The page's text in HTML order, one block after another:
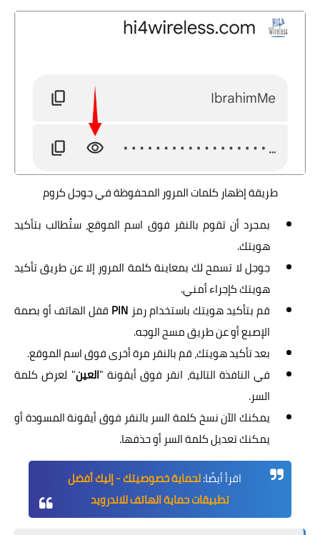
طريقة إظهار كلمات المرور المحفوظة في جوجل كروم
بمجرد أن تقوم بالنقر فوق اسم الموقع، ستُطالب بتأكيد
هويتك.
جوجل لا تسمح لك بمعاينة كلمة المرور إلا عن طريق تأكيد
هويتك كإجراء أمني.
قم بتأكيد هويتك باستخدام رمز PIN قفل الهاتف أو بصمة
الإصبع أو عن طريق مسح الوجه.
بعد تأكيد هويتك، قم بالنقر مرة أخرى فوق اسم الموقع.
في النافذة التالية، انقر فوق أيقونة "العين" لعرض كلمة
السر.
يمكنك الآن نسخ كلمة السر بالنقر فوق أيقونة المسودة أو
يمكنك تعديل كلمة السر أو حذفها.
اقرأ أيضًا:لحماية خصوصيتك - إليك أفضل
تطبيقات حماية الهاتف للاندرويد